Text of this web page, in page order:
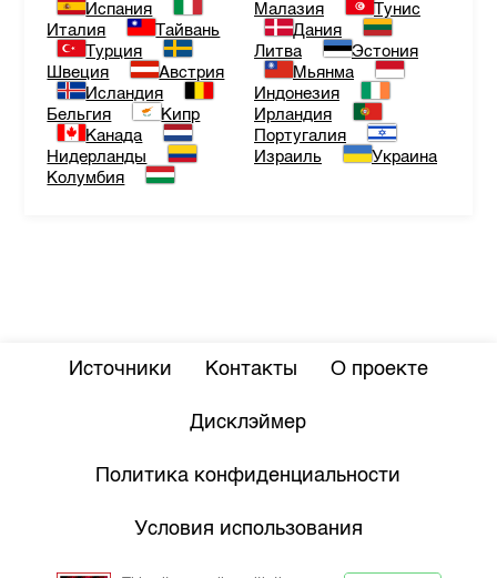
Испания
Италия
Тайвань
Турция
Швеция
Австрия
Исландия
Бельгия
Кипр
Канада
Нидерланды
Колумбия
Малазия
Тунис
Дания
Литва
Эстония
Мьянма
Индонезия
Ирландия
Португалия
Израиль
Украина
Источники Контакты О проекте
Дисклэймер
Политика конфиденциальности
Условия использования